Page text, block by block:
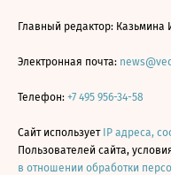
Главный редактор: Казьмина
Электронная почта:
Телефон: +7 495 956-34-58
Сайт использует IP адреса,
Пользователей сайта,
в отношении обработки